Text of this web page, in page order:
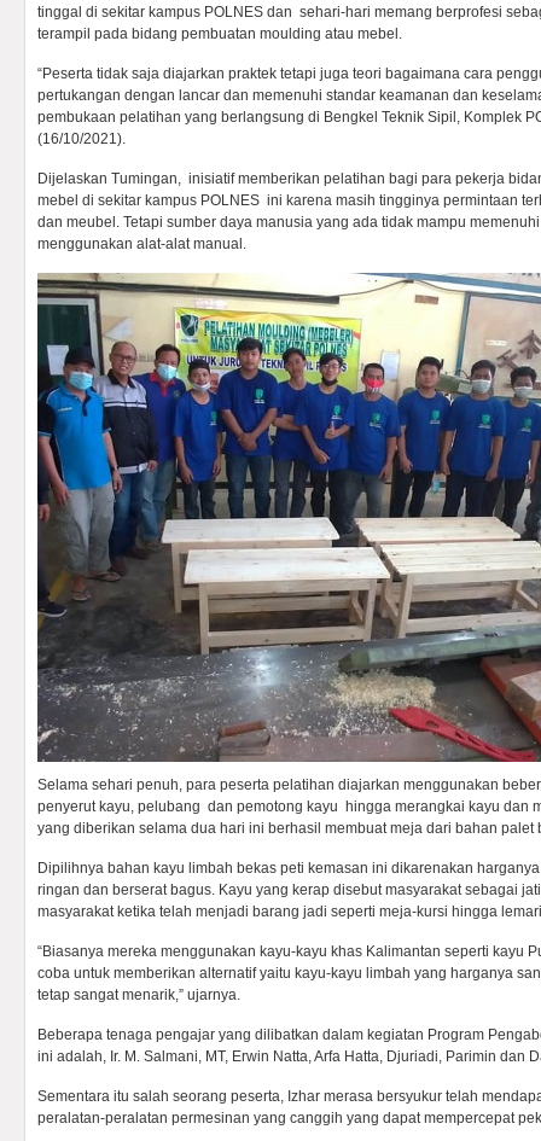
tinggal di sekitar kampus POLNES dan sehari-hari memang berprofesi
terampil pada bidang pembuatan moulding atau mebel.
“Peserta tidak saja diajarkan praktek tetapi juga teori bagaimana cara
pertukangan dengan lancar dan memenuhi standar keamanan dan
pembukaan pelatihan yang berlangsung di Bengkel Teknik Sipil, Komplek
(16/10/2021).
Dijelaskan Tumingan, inisiatif memberikan pelatihan bagi para pekerja
mebel di sekitar kampus POLNES ini karena masih tingginya permintaan
dan meubel. Tetapi sumber daya manusia yang ada tidak mampu
menggunakan alat-alat manual.
Selama sehari penuh, para peserta pelatihan diajarkan menggunakan
penyerut kayu, pelubang dan pemotong kayu hingga merangkai kayu dan
yang diberikan selama dua hari ini berhasil membuat meja dari bahan palet
Dipilihnya bahan kayu limbah bekas peti kemasan ini dikarenakan
ringan dan berserat bagus. Kayu yang kerap disebut masyarakat sebagai
masyarakat ketika telah menjadi barang jadi seperti meja-kursi hingga
“Biasanya mereka menggunakan kayu-kayu khas Kalimantan seperti kayu
coba untuk memberikan alternatif yaitu kayu-kayu limbah yang harganya
tetap sangat menarik,” ujarnya.
Beberapa tenaga pengajar yang dilibatkan dalam kegiatan Program
ini adalah, Ir. M. Salmani, MT, Erwin Natta, Arfa Hatta, Djuriadi, Parimin dan
Sementara itu salah seorang peserta, Izhar merasa bersyukur telah
peralatan-peralatan permesinan yang canggih yang dapat mempercepat